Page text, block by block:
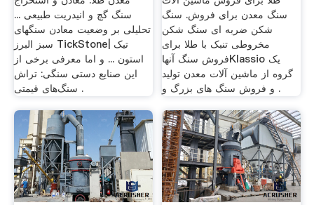
سنگ گچ و انیدریت طبیعی ...
تحلیلی بر وضعیت معادن سنگهای
سبز البرز TickStone| تیک
استون ... و اما معرفی برخی از
این صنایع دستی سنگی: تراش
سنگ‌های قیمتی .
سنگ معدن برای فروش. سنگ
شکن ضربه ای سنگ شکن
مخروطی تنبک با طلا برای
فروش سنگ آنهاKlassio یک
گروه از ماشین آلات معدن تولید
و فروش سنگ های بزرگ و .